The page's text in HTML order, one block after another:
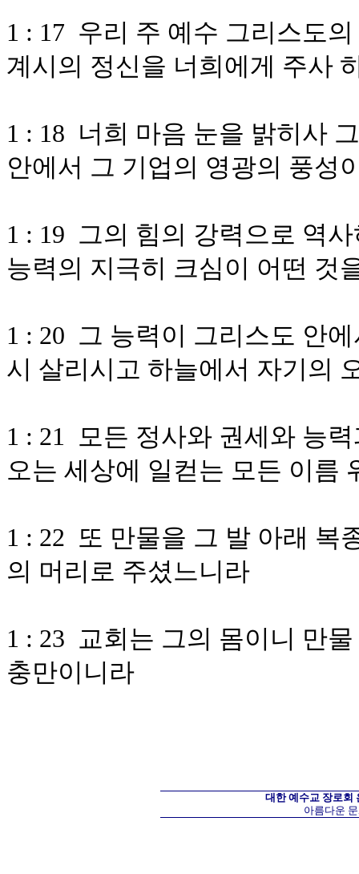
1 : 17 우리 주 예수 그리스도
계시의 정신을 너희에게 주사
1 : 18 너희 마음 눈을 밝히사
안에서 그 기업의 영광의 풍성
1 : 19 그의 힘의 강력으로 역
능력의 지극히 크심이 어떤 것
1 : 20 그 능력이 그리스도 안
시 살리시고 하늘에서 자기의
1 : 21 모든 정사와 권세와 능
오는 세상에 일컫는 모든 이름
1 : 22 또 만물을 그 발 아래 복
의 머리로 주셨느니라
1 : 23 교회는 그의 몸이니 만
충만이니라
대한 예수교 장로회
아름다운